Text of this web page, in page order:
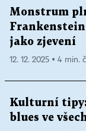
Monstrum
jako zjevení
12. 12. 2025 ▪ 4 min.
Kulturní
blues ve